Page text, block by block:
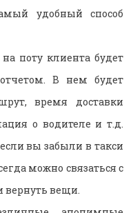
удобный способ
поту клиента будет
В нем будет
время доставки
о водителе и т.д.
вы забыли в такси
можно связаться с
вещи.